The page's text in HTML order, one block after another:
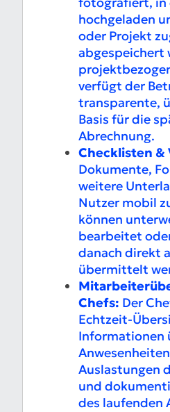
hochgeladen
oder Projekt
abgespeichert
verfügt der
transparente,
Basis für die
Abrechnung.
Checklisten &
Dokumente,
weitere
Nutzer mobil
können
bearbeitet
danach direkt
übermittelt
Chefs: Der
Echtzeit-
Informationen
Auslastungen
und
des laufenden